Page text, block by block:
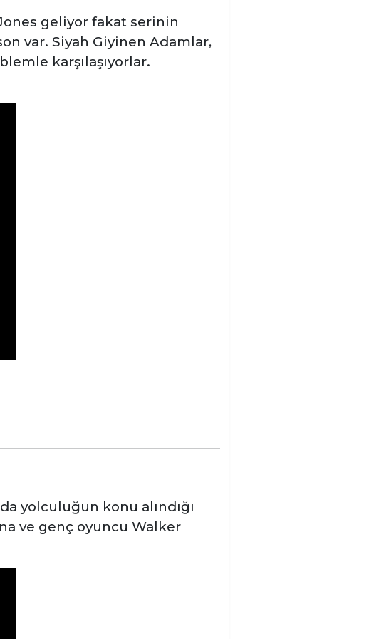
geliyor fakat serinin
var. Siyah Giyinen Adamlar,
karşılaşıyorlar.
yolculuğun konu alındığı
ve genç oyuncu Walker